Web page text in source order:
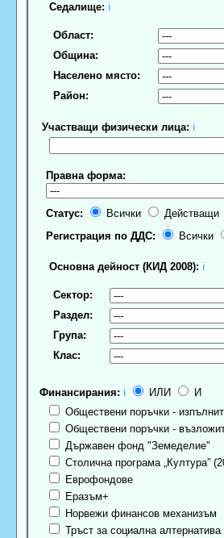
Седалище: ℹ
Област:
Община:
Населено място:
Район:
Участващи физически лица: ℹ
Правна форма:
Статус: Всички Действащи
Регистрация по ДДС:
Всички
Основна дейност (КИД 2008): ℹ
Сектор:
Раздел:
Група:
Клас:
Финансирания: ℹ ИЛИ
И
Обществени поръчки -
Обществени поръчки -
Държавен фонд "Земеделие"
Столична програма „Култура”
Еврофондове
Еразъм+
Норвежи финансов механизъм
Тръст за социална алтернатива